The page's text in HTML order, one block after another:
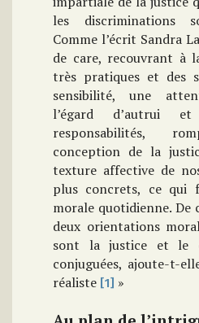
les discriminations
Comme l’écrit Sandra
de care, recouvrant à
très pratiques et des
sensibilité, une
l’égard d’autrui
responsabilités,
conception de la
texture affective de
plus concrets, ce
morale quotidienne. De
deux orientations
sont la justice et le
conjuguées, ajoute-t-
réaliste [1] »